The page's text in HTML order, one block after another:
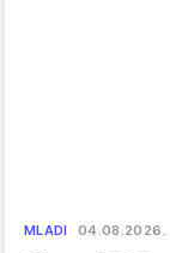
MLADI 04.08.2026.